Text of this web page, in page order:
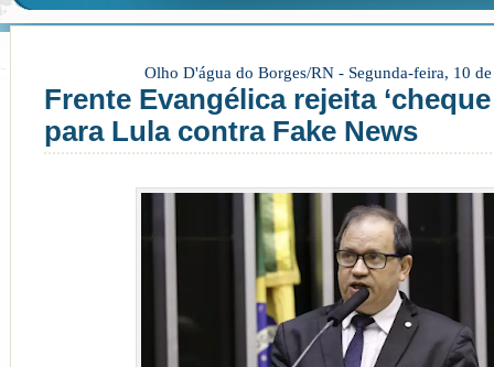
Olho D'água do Borges/RN - Segunda-feira, 10
Frente Evangélica rejeita
para Lula contra Fake News